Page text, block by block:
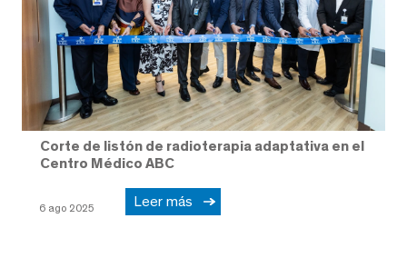
Corte de listón de radioterapia adaptativa en el
Centro Médico ABC
6 ago 2025 Leer más